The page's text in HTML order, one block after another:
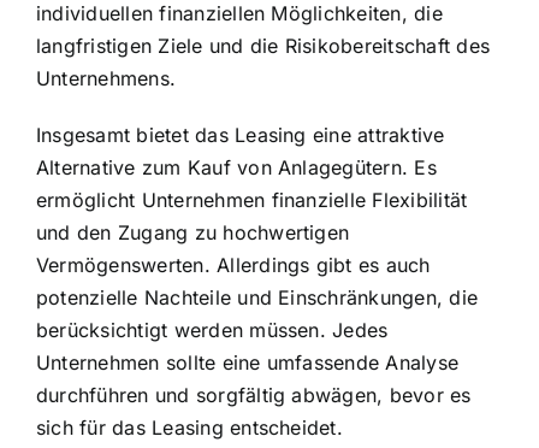
individuellen finanziellen Möglichkeiten, die
langfristigen Ziele und die Risikobereitschaft des
Unternehmens.
Insgesamt bietet das Leasing eine attraktive
Alternative zum Kauf von Anlagegütern. Es
ermöglicht Unternehmen finanzielle Flexibilität
und den Zugang zu hochwertigen
Vermögenswerten. Allerdings gibt es auch
potenzielle Nachteile und Einschränkungen, die
berücksichtigt werden müssen. Jedes
Unternehmen sollte eine umfassende Analyse
durchführen und sorgfältig abwägen, bevor es
sich für das Leasing entscheidet.